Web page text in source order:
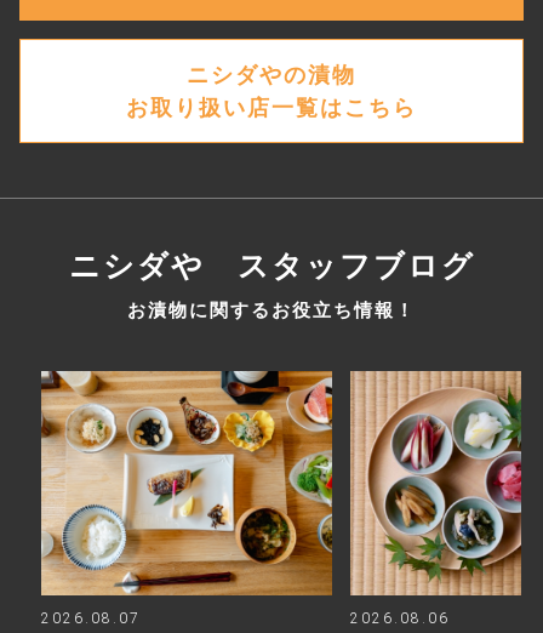
ニシダやの漬物
お取り扱い店一覧はこちら
ニシダや スタッフブログ
お漬物に関するお役立ち情報！
2026.08.07 2026.08.06